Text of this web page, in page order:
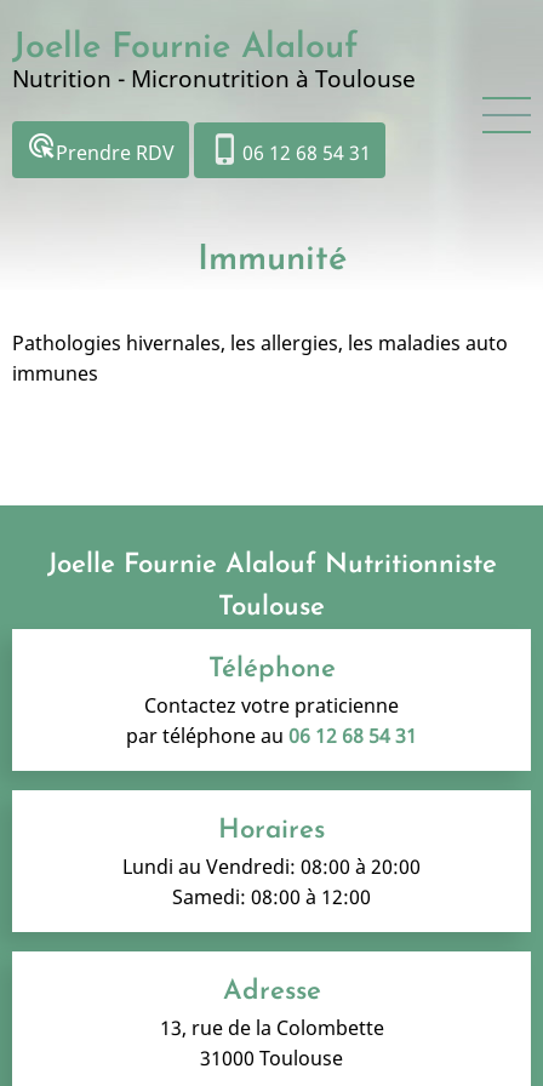
contenu
Joelle Fournie Alalouf
Nutrition - Micronutrition à Toulouse
ads_clickPrendre RDV phone_iphone 06 12 68 54 31
Immunité
Pathologies hivernales, les allergies, les maladies auto
immunes
Joelle Fournie Alalouf Nutritionniste
Toulouse
Téléphone
Contactez votre praticienne
par téléphone au 06 12 68 54 31
Horaires
Lundi au Vendredi: 08:00 à 20:00
Samedi: 08:00 à 12:00
Adresse
13, rue de la Colombette
31000 Toulouse